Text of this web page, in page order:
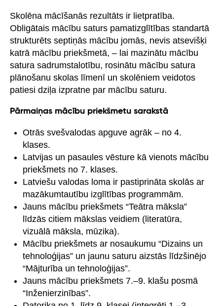
Skolēna mācīšanās rezultāts ir lietpratība.
Obligātais mācību saturs pamatizglītības standartā
strukturēts septiņās mācību jomās, nevis atsevišķi
katrā mācību priekšmetā, – lai mazinātu mācību
satura sadrumstalotību, rosinātu mācību satura
plānošanu skolas līmenī un skolēniem veidotos
patiesi dziļa izpratne par mācību saturu.
Pārmaiņas mācību priekšmetu sarakstā
Otrās svešvalodas apguve agrāk – no 4.
klases.
Latvijas un pasaules vēsture kā vienots mācību
priekšmets no 7. klases.
Latviešu valodas loma ir pastiprināta skolās ar
mazākumtautību izglītības programmām.
Jauns mācību priekšmets “Teātra māksla”
līdzās citiem mākslas veidiem (literatūra,
vizuālā māksla, mūzika).
Mācību priekšmets ar nosaukumu “Dizains un
tehnoloģijas” un jaunu saturu aizstās līdzšinējo
“Mājturība un tehnoloģijas”.
Jauns mācību priekšmets 7.–9. klašu posmā
“Inženierzinības”.